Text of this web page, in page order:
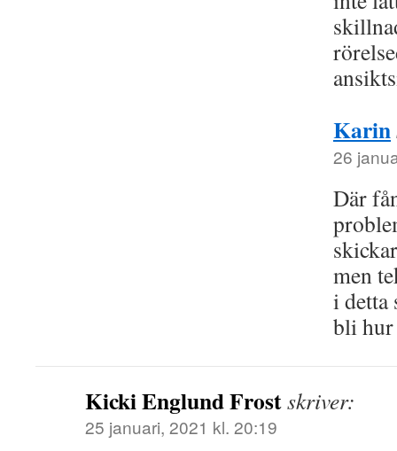
Karin
26
Där
men
i detta
bli hur
Kicki Englund Frostskriver:
25 januari, 2021 kl. 20:19